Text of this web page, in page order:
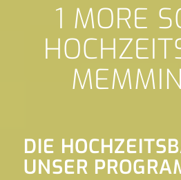
1 MORE
DIE
UNSER